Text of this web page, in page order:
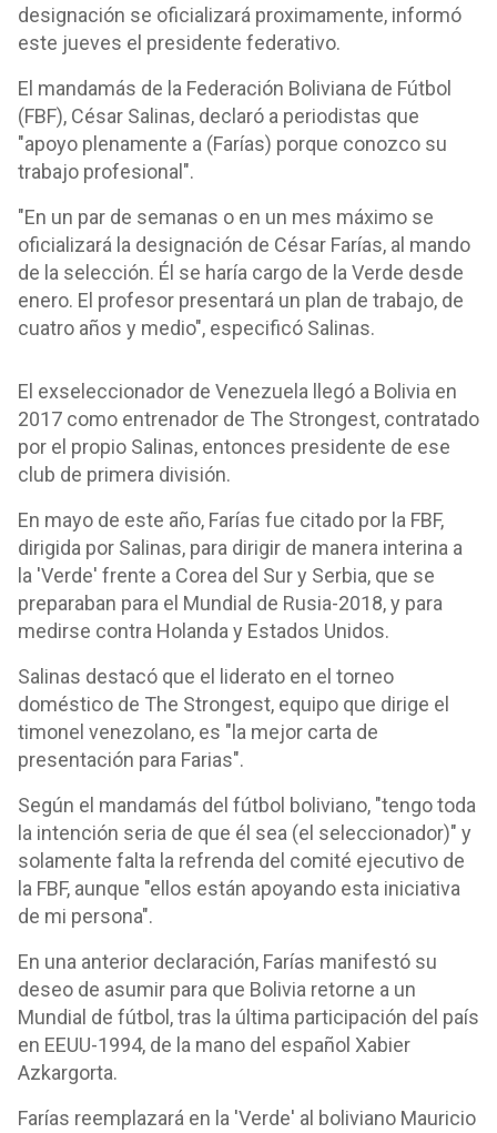
designación se oficializará proximamente, informó
este jueves el presidente federativo.
El mandamás de la Federación Boliviana de Fútbol
(FBF), César Salinas, declaró a periodistas que
"apoyo plenamente a (Farías) porque conozco su
trabajo profesional".
"En un par de semanas o en un mes máximo se
oficializará la designación de César Farías, al mando
de la selección. Él se haría cargo de la Verde desde
enero. El profesor presentará un plan de trabajo, de
cuatro años y medio", especificó Salinas.
El exseleccionador de Venezuela llegó a Bolivia en
2017 como entrenador de The Strongest, contratado
por el propio Salinas, entonces presidente de ese
club de primera división.
En mayo de este año, Farías fue citado por la FBF,
dirigida por Salinas, para dirigir de manera interina a
la 'Verde' frente a Corea del Sur y Serbia, que se
preparaban para el Mundial de Rusia-2018, y para
medirse contra Holanda y Estados Unidos.
Salinas destacó que el liderato en el torneo
doméstico de The Strongest, equipo que dirige el
timonel venezolano, es "la mejor carta de
presentación para Farias".
Según el mandamás del fútbol boliviano, "tengo toda
la intención seria de que él sea (el seleccionador)" y
solamente falta la refrenda del comité ejecutivo de
la FBF, aunque "ellos están apoyando esta iniciativa
de mi persona".
En una anterior declaración, Farías manifestó su
deseo de asumir para que Bolivia retorne a un
Mundial de fútbol, tras la última participación del país
en EEUU-1994, de la mano del español Xabier
Azkargorta.
Farías reemplazará en la 'Verde' al boliviano Mauricio